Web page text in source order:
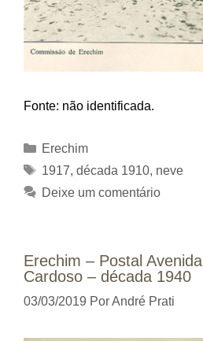
Fonte: não identificada.
Categorias
Erechim
Tags
1917, década 1910, neve
Deixe um comentário
Erechim – Postal
Cardoso – década 1940
03/03/2019 PorAndré Prati